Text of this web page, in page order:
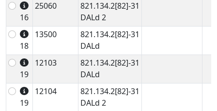
16
25060
821.134.2[82]-31
DALd 2
18
13500
821.134.2[82]-31
DALd
19
12103
821.134.2[82]-31
DALd
19
12104
821.134.2[82]-31
DALd 2